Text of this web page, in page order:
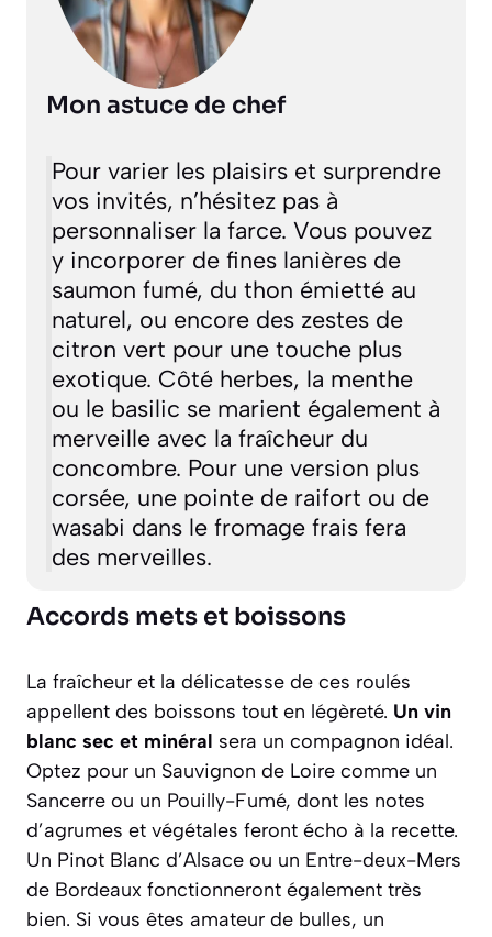
Mon astuce de chef
Pour varier les plaisirs et surprendre
vos invités, n’hésitez pas à
personnaliser la farce. Vous pouvez
y incorporer de fines lanières de
saumon fumé, du thon émietté au
naturel, ou encore des zestes de
citron vert pour une touche plus
exotique. Côté herbes, la menthe
ou le basilic se marient également à
merveille avec la fraîcheur du
concombre. Pour une version plus
corsée, une pointe de raifort ou de
wasabi dans le fromage frais fera
des merveilles.
Accords mets et boissons
La fraîcheur et la délicatesse de ces roulés
appellent des boissons tout en légèreté. Un vin
blanc sec et minéral sera un compagnon idéal.
Optez pour un Sauvignon de Loire comme un
Sancerre ou un Pouilly-Fumé, dont les notes
d’agrumes et végétales feront écho à la recette.
Un Pinot Blanc d’Alsace ou un Entre-deux-Mers
de Bordeaux fonctionneront également très
bien. Si vous êtes amateur de bulles, un